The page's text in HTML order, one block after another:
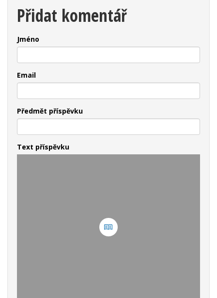
Přidat komentář
Jméno
Email
Předmět příspěvku
Text příspěvku